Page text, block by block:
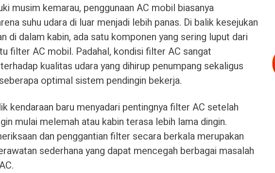
musim kemarau, penggunaan AC mobil biasanya
suhu udara di luar menjadi lebih panas. Di balik kesejukan
di dalam kabin, ada satu komponen yang sering luput dari
filter AC mobil. Padahal, kondisi filter AC sangat
kualitas udara yang dihirup penumpang sekaligus
optimal sistem pendingin bekerja.
kendaraan baru menyadari pentingnya filter AC setelah
mulai melemah atau kabin terasa lebih lama dingin.
dan penggantian filter secara berkala merupakan
sederhana yang dapat mencegah berbagai masalah